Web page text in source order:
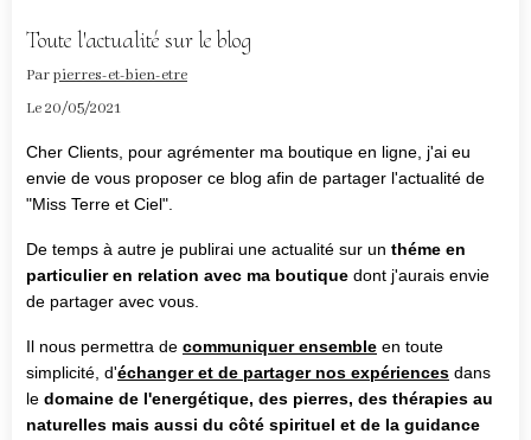
Toute l'actualité sur le blog
Parpierres-et-bien-etre
Le 20/05/2021
Cher Clients, pour agrémenter ma boutique en ligne, j'ai eu
envie de vous proposer ce blog afin de partager l'actualité de
"Miss Terre et Ciel".
De temps à autre je publirai une actualité sur un théme en
particulier en relation avec ma boutique dont j'aurais envie
de partager avec vous.
Il nous permettra de communiquer ensemble en toute
simplicité, d'échanger et de partager nos expériences dans
le domaine de l'energétique, des pierres, des thérapies au
naturelles mais aussi du côté spirituel et de la guidance